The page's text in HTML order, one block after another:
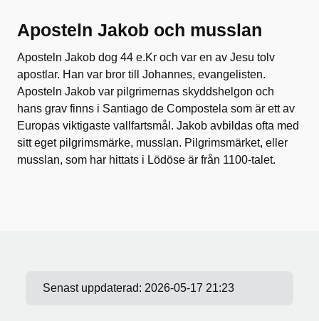
Aposteln Jakob och musslan
Aposteln Jakob dog 44 e.Kr och var en av Jesu tolv
apostlar. Han var bror till Johannes, evangelisten.
Aposteln Jakob var pilgrimernas skyddshelgon och
hans grav finns i Santiago de Compostela som är ett av
Europas viktigaste vallfartsmål. Jakob avbildas ofta med
sitt eget pilgrimsmärke, musslan. Pilgrimsmärket, eller
musslan, som har hittats i Lödöse är från 1100-talet.
Senast uppdaterad: 2026-05-17 21:23